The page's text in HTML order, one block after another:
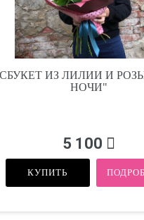
ИЗ ЛИЛИИ И
НОЧИ"
5 100
КУПИТЬ